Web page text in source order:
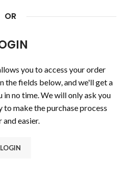
OR
you to access your order
the fields below, and we'll get a
in no time. We will only ask you
make the purchase process
and easier.
LOGIN